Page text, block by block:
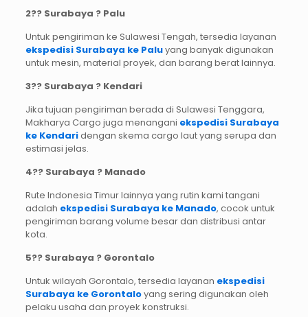
2?? Surabaya ? Palu
Untuk pengiriman ke Sulawesi Tengah, tersedia layanan
ekspedisi Surabaya ke Paluyang banyak digunakan
untuk mesin, material proyek, dan barang berat lainnya.
3?? Surabaya ? Kendari
Jika tujuan pengiriman berada di Sulawesi Tenggara,
Makharya Cargo juga menangani ekspedisi Surabaya
ke Kendaridengan skema cargo laut yang serupa dan
estimasi jelas.
4?? Surabaya ? Manado
Rute Indonesia Timur lainnya yang rutin kami tangani
adalah ekspedisi Surabaya ke Manado, cocok untuk
pengiriman barang volume besar dan distribusi antar
kota.
5?? Surabaya ? Gorontalo
Untuk wilayah Gorontalo, tersedia layanan ekspedisi
Surabaya ke Gorontaloyang sering digunakan oleh
pelaku usaha dan proyek konstruksi.